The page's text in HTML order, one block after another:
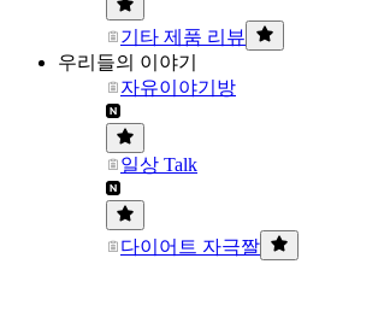
기타 제품 리뷰
우리들의 이야기
자유이야기방
일상 Talk
다이어트 자극짤